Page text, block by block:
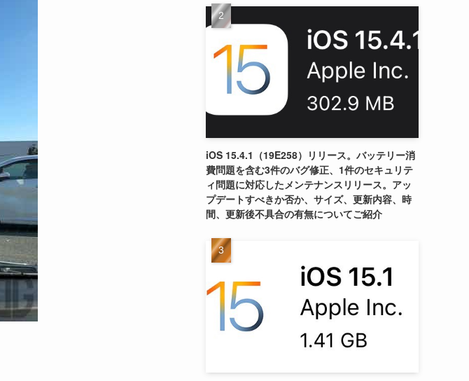
iOS 15.4.1（19E258）リリース。バッテリー消
費問題を含む3件のバグ修正、1件のセキュリテ
ィ問題に対応したメンテナンスリリース。アッ
プデートすべきか否か、サイズ、更新内容、時
間、更新後不具合の有無についてご紹介